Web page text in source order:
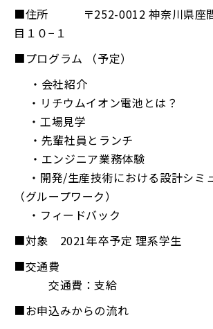
■住所 〒252-0012 神奈川県座間
目１０−１
■プログラム （予定）
・会社紹介
・リチウムイオン電池とは？
・工場見学
・先輩社員とランチ
・エンジニア業務体験
・開発/生産技術における設計シミ
（グループワーク）
・フィードバック
■対象 2021年卒予定 理系学生
■交通費
交通費：支給
■お申込みからの流れ